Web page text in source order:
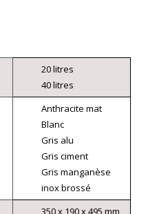
20 litres
40 litres
Anthracite mat
Blanc
Gris alu
Gris ciment
Gris manganèse
inox brossé
350 x 190 x 495 mm